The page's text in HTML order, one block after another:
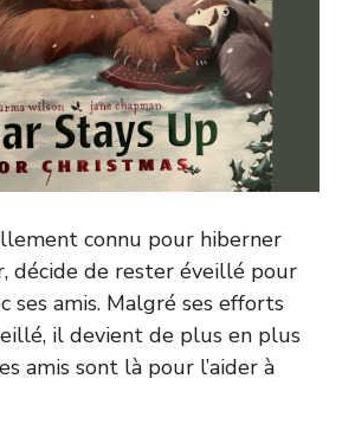
connu pour hiberner
décide de rester éveillé pour
ses amis. Malgré ses efforts
il devient de plus en plus
amis sont là pour l’aider à